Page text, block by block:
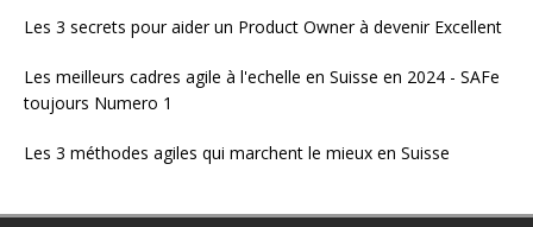
Les 3 secrets pour aider un Product Owner à devenir Excellent
Les meilleurs cadres agile à l'echelle en Suisse en 2024 - SAFe
toujours Numero 1
Les 3 méthodes agiles qui marchent le mieux en Suisse